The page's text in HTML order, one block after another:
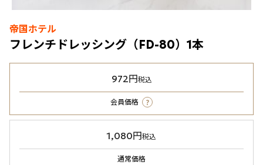
帝国ホテル
フレンチドレッシング（FD-80）1本
972円税込
会員価格 ?
1,080円税込
通常価格